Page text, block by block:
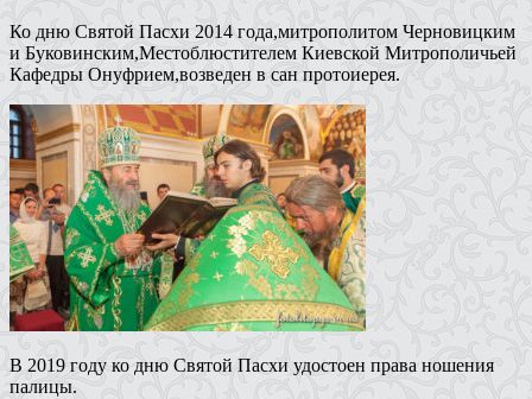
Ко дню Святой Пасхи 2014 года,митрополитом Черновицким
и Буковинским,Местоблюстителем Киевской Митрополичьей
Кафедры Онуфрием,возведен в сан протоиерея.
В 2019 году ко дню Святой Пасхи удостоен права ношения
палицы.